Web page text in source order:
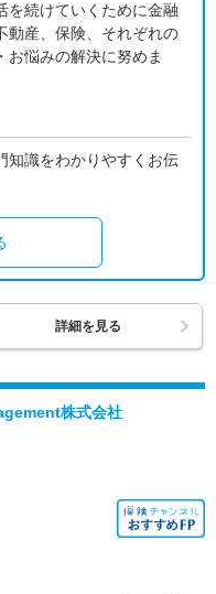
を続けていくために金融
動産、保険、それぞれの
お悩みの解決に努めま
知識をわかりやすくお伝
詳細を見る
株式会社